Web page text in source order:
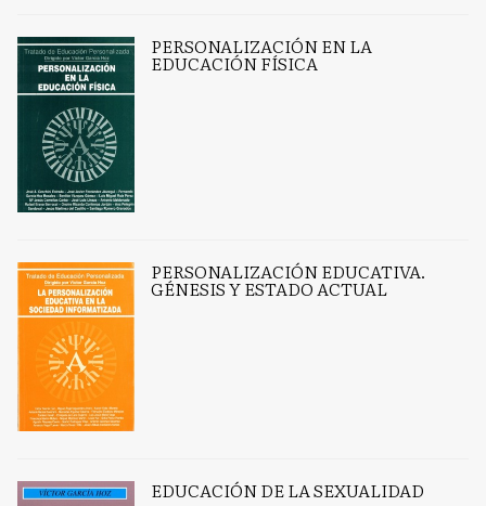
PERSONALIZACIÓN EN LA
EDUCACIÓN FÍSICA
PERSONALIZACIÓN EDUCATIVA.
GÉNESIS Y ESTADO ACTUAL
EDUCACIÓN DE LA SEXUALIDAD